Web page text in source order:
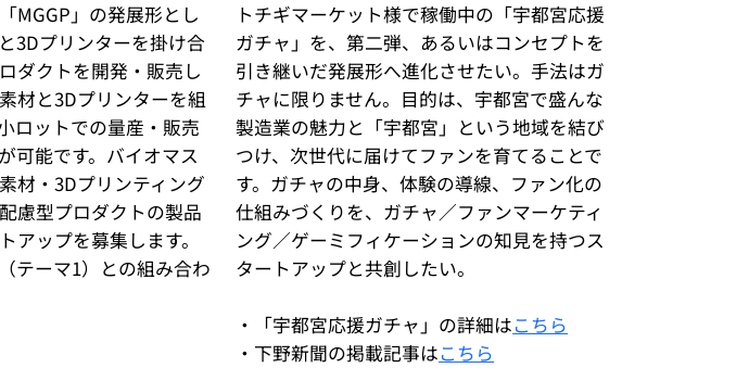
MGGP」の発展形とし
3Dプリンターを掛け合
ダクトを開発・販売し
材と3Dプリンターを組
ロットでの量産・販売
可能です。バイオマス
材・3Dプリンティング
慮型プロダクトの製品
アップを募集します。
テーマ1）との組み合わ
トチギマーケット様で稼働中の「宇都宮応援
ガチャ」を、第二弾、あるいはコンセプトを
引き継いだ発展形へ進化させたい。手法はガ
チャに限りません。目的は、宇都宮で盛んな
製造業の魅力と「宇都宮」という地域を結び
つけ、次世代に届けてファンを育てることで
す。ガチャの中身、体験の導線、ファン化の
仕組みづくりを、ガチャ／ファンマーケティ
ング／ゲーミフィケーションの知見を持つス
タートアップと共創したい。
・「宇都宮応援ガチャ」の詳細はこちら
​・下野新聞の掲載記事はこちら